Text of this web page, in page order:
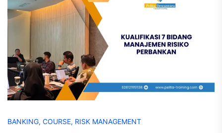
BANKING, COURSE, RISK MANAGEMENT